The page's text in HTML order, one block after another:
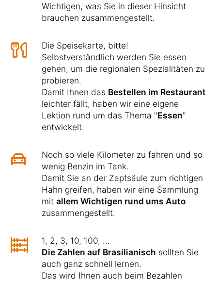
Wichtigen, was Sie in dieser Hinsicht
brauchen zusammengestellt.
Die Speisekarte, bitte!
Selbstverständlich werden Sie essen
gehen, um die regionalen Spezialitäten zu
probieren.
Damit Ihnen das Bestellen im Restaurant
leichter fällt, haben wir eine eigene
Lektion rund um das Thema "Essen"
entwickelt.
Noch so viele Kilometer zu fahren und so
wenig Benzin im Tank.
Damit Sie an der Zapfsäule zum richtigen
Hahn greifen, haben wir eine Sammlung
mit allem Wichtigen rund ums Auto
zusammengestellt.
1, 2, 3, 10, 100, ...
Die Zahlen auf Brasilianisch sollten Sie
auch ganz schnell lernen.
Das wird Ihnen auch beim Bezahlen